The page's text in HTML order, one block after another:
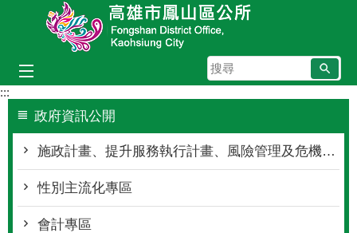
跳到主要內容區塊
搜
尋
:::
政府資訊公開
施政計畫、提升服務執行計畫、風險管理及危機處理
性別主流化專區
會計專區